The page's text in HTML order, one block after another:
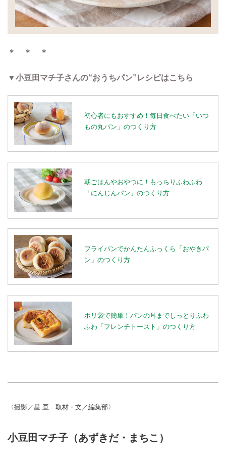
＊ ＊ ＊
▼小豆田マチ子さんの“おうちパン”レシピはこちら
初心者にもおすすめ！毎日食べたい「いつ
もの丸パン」のつくり方
朝ごはんやおやつに！もっちりふわふわ
「にんじんパン」のつくり方
フライパンでかんたんふっくら「おやきパ
ン」のつくり方
ポリ袋で簡単！パンの耳までしっとりふわ
ふわ「フレンチトースト」のつくり方
〈撮影／星 亘 取材・文／編集部〉
小豆田マチ子（あずきだ・まちこ）